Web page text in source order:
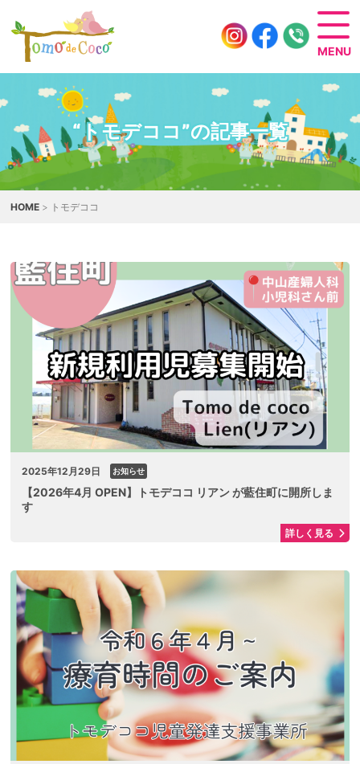
“トモデココ”の記事一覧
HOME > トモデココ
2025年12月29日 お知らせ
【2026年4月 OPEN】トモデココ リアン が藍住町に開所しま
す
詳しく見る